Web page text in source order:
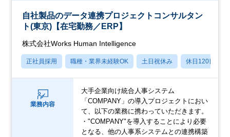
自社製品のデータ連携プロジェクトコンサルタン
ト(東京)【在宅勤務／ERP】
株式会社Works Human Intelligence
正社員採用 職種・業界未経験OK 土日祝休み 休日120日以上
業務内容
大手企業向け統合人事システム
「COMPANY」の導入プロジェクトにおい
て、以下の業務に携わっていただきます。
・"COMPANY"を導入することにより必要
となる、他の人事系システムとの連携構築